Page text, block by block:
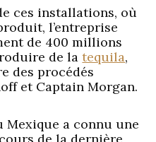
ces installations, où
l’entreprise
de 400 millions
de latequila,
des procédés
et Captain Morgan.
Mexique a connu une